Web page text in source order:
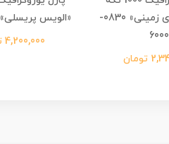
«باغ لذت های زمینی» 0830-
6000
«الویس پریسلی» 0813-6000
4,200,000 تومان